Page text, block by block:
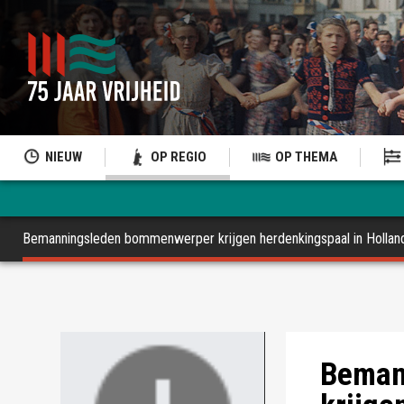
NIEUW OP REGIO OP THEMA
Bemanningsleden bommenwerper krijgen herdenkingspaal in